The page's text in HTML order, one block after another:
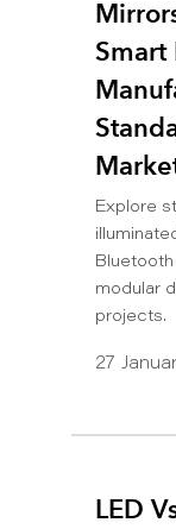
Smart
Explore
modular
projects.
27
LED